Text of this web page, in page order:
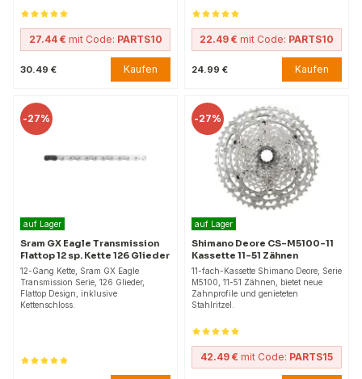
27.44 € mit Code: PARTS10
30.49 € Kaufen
22.49 € mit Code: PARTS10
24.99 € Kaufen
-27%
auf Lager
Sram GX Eagle Transmission
Flattop 12 sp. Kette 126 Glieder
12-Gang Kette, Sram GX Eagle
Transmission Serie, 126 Glieder,
Flattop Design, inklusive
Kettenschloss.
-27%
auf Lager
Shimano Deore CS-M5100-11
Kassette 11-51 Zähnen
11-fach-Kassette Shimano Deore, Serie
M5100, 11-51 Zähnen, bietet neue
Zahnprofile und genieteten
Stahlritzel.
42.49 € mit Code: PARTS15